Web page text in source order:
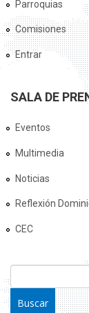
Parroquias
Comisiones
Entrar
SALA DE
Eventos
Multimedia
Noticias
Reflexión
CEC
FORMULARIO